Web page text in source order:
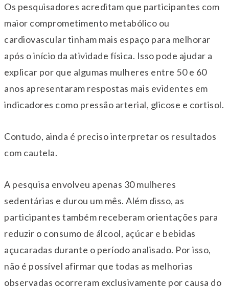
Os pesquisadores acreditam que participantes com
maior comprometimento metabólico ou
cardiovascular tinham mais espaço para melhorar
após o início da atividade física. Isso pode ajudar a
explicar por que algumas mulheres entre 50 e 60
anos apresentaram respostas mais evidentes em
indicadores como pressão arterial, glicose e cortisol.
Contudo, ainda é preciso interpretar os resultados
com cautela.
A pesquisa envolveu apenas 30 mulheres
sedentárias e durou um mês. Além disso, as
participantes também receberam orientações para
reduzir o consumo de álcool, açúcar e bebidas
açucaradas durante o período analisado. Por isso,
não é possível afirmar que todas as melhorias
observadas ocorreram exclusivamente por causa do